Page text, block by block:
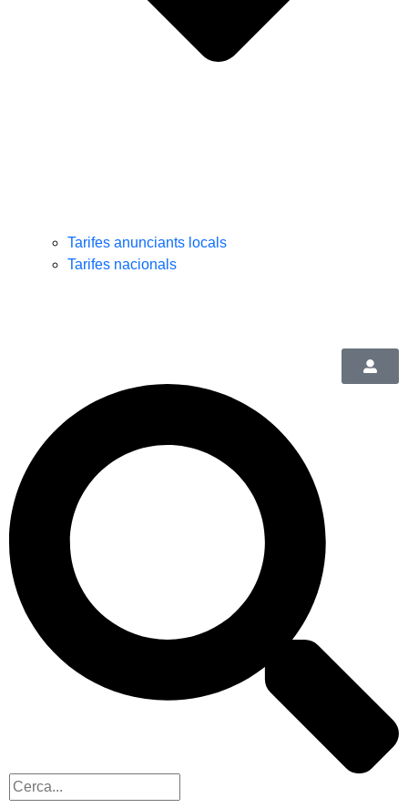
Tarifes anunciants locals
Tarifes nacionals